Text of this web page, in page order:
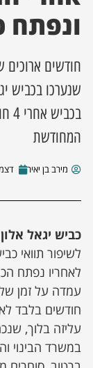
מסע מלחמה
השבוע
מקומית
ונפתח
חודשים ארוכים
שנערכו בכביש
המחודשת
מירב בן יאיר דצמבר
כביש יגאל
לשיפור תוואי
לאחריו נפתח
חודשים בלבד
עליזה בלוך,
במשרד הבינוי